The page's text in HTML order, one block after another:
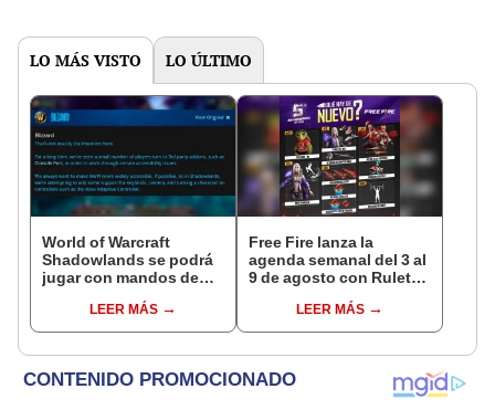
LO MÁS VISTO LO ÚLTIMO
World of Warcraft
Shadowlands se podrá
jugar con mandos de
LEER MÁS
Free Fire lanza la
agenda semanal del 3 al
9 de agosto con Ruleta
LEER MÁS